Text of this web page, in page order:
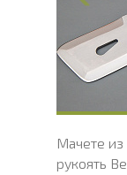
Ширина
Длина
Толщина
Мачете из
рукоять